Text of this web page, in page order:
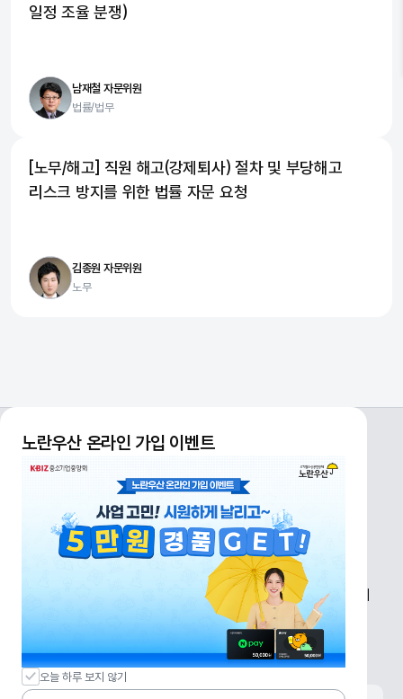
일정 조율 분쟁)
남재철 자문위원
법률/법무
[노무/해고] 직원 해고(강제퇴사) 절차 및 부당해고
리스크 방지를 위한 법률 자문 요청
김종원 자문위원
노무
노란우산 온라인 가입 이벤트
오늘 하루 보지 않기
개인정보처리방침신용정보활용체제이용약관
전국지점안내
전국지점안내
07242) 서울시 영등포구 은행로 30 (여의도동) 중소기업중앙회
전화
1666-9988
이메일kbizjoin@kbiz.or.kr